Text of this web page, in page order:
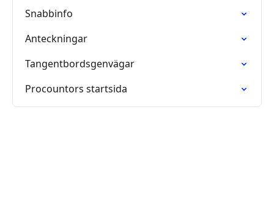
Snabbinfo
Anteckningar
Tangentbordsgenvägar
Procountors startsida